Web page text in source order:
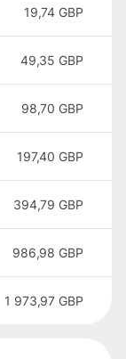
19,74 GBP
49,35 GBP
98,70 GBP
197,40 GBP
394,79 GBP
986,98 GBP
1 973,97 GBP